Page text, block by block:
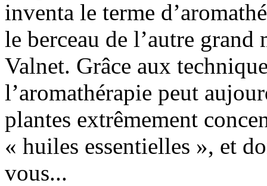
inventa le terme
le berceau de l’autre grand
Valnet. Grâce aux
l’aromathérapie peut
plantes extrêmement
« huiles essentielles », et
vous...